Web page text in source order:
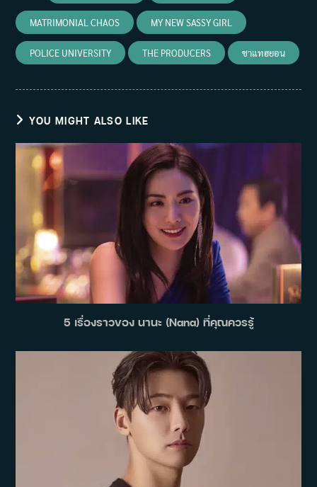
MATRIMONIAL CHAOS MY NEW SASSY GIRL
POLICE UNIVERSITY THE PRODUCERS ชาแทฮยอน
YOU MIGHT ALSO LIKE
5 เรื่องราวของ นานะ (Nana) ที่คุณควรรู้